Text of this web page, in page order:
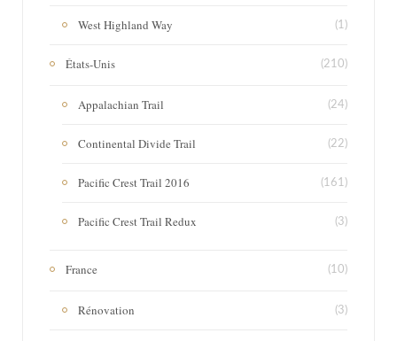
West Highland Way (1)
États-Unis (210)
Appalachian Trail (24)
Continental Divide Trail (22)
Pacific Crest Trail 2016 (161)
Pacific Crest Trail Redux (3)
France (10)
Rénovation (3)